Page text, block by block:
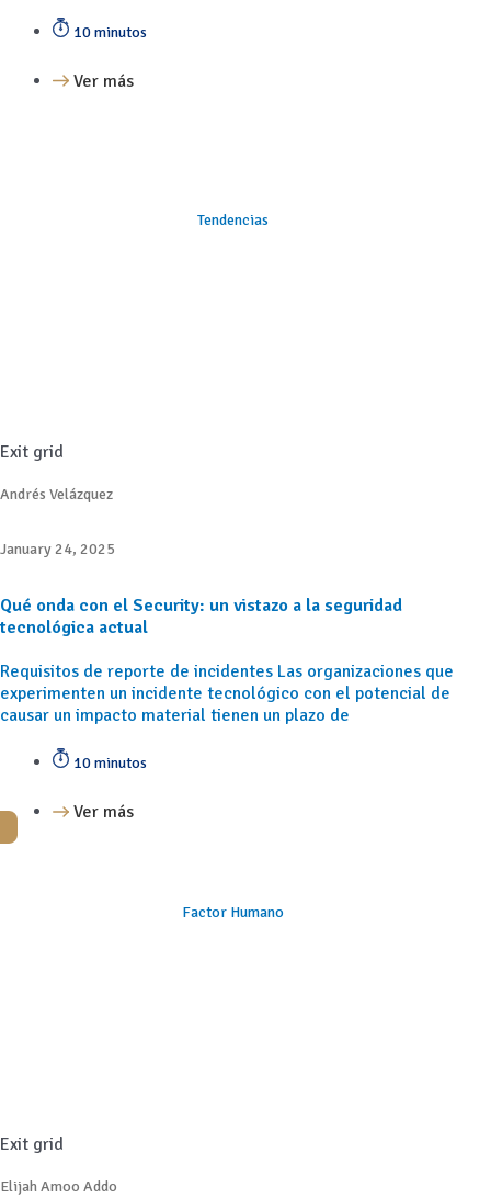
10 minutos
Ver más
Tendencias
Exit grid
Andrés Velázquez
January 24, 2025
Qué onda con el Security: un vistazo a la seguridad
tecnológica actual
Requisitos de reporte de incidentes Las organizaciones que
experimenten un incidente tecnológico con el potencial de
causar un impacto material tienen un plazo de
10 minutos
Ver más
Factor Humano
Exit grid
Elijah Amoo Addo